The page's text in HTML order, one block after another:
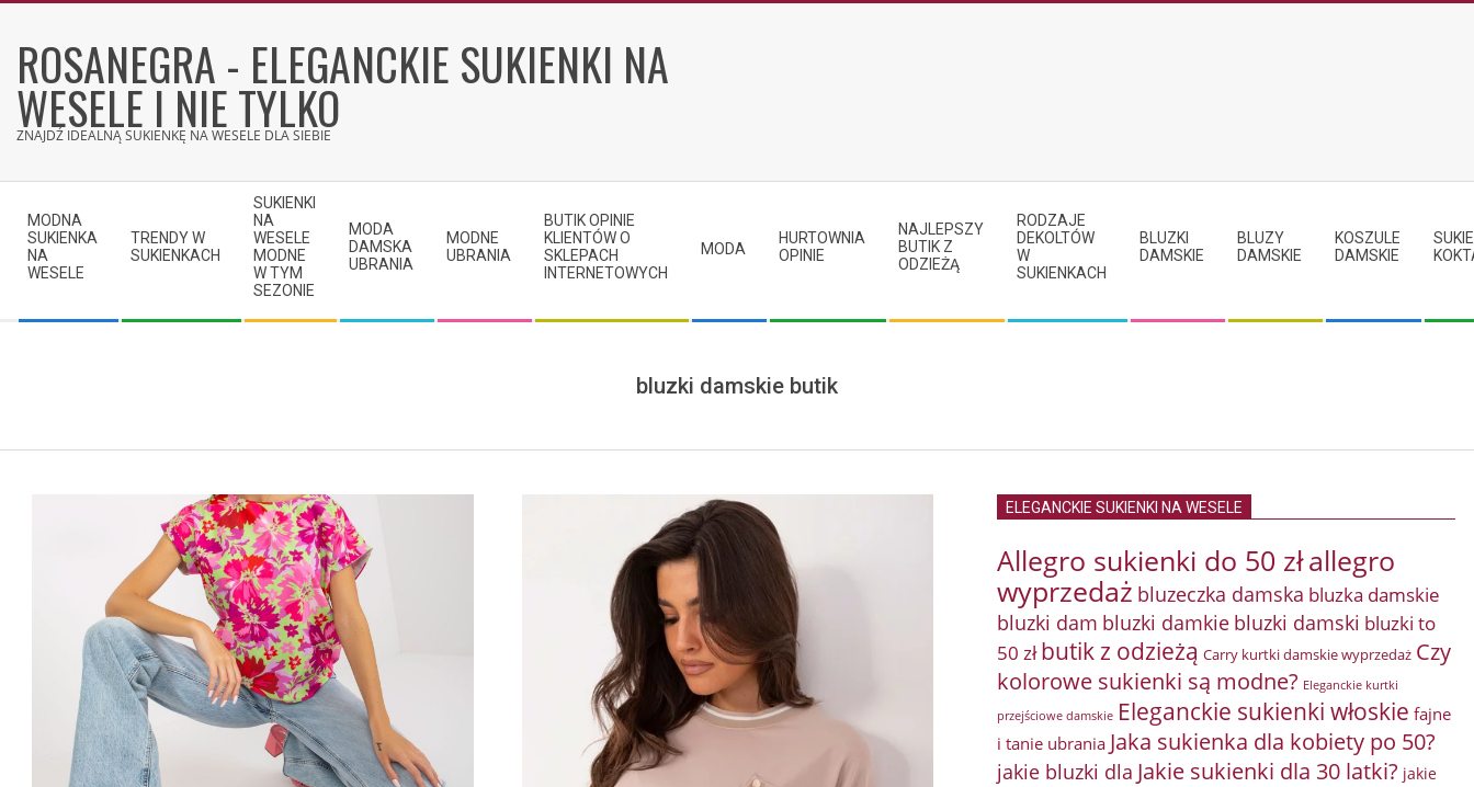
contentROSANEGRA - ELEGANCKIE SUKIENKI NA
WESELE I NIE TYLKO
ZNAJDŹ IDEALNĄ SUKIENKĘ NA WESELE DLA SIEBIE
Navigation
Menu
MODNA
SUKIENKA
NA
WESELE
TRENDY W
SUKIENKACH
SUKIENKI
NA
WESELE
MODNE
W TYM
SEZONIE
MODA
DAMSKA
UBRANIA
MODNE
UBRANIA
BUTIK OPINIE
KLIENTÓW O
SKLEPACH
INTERNETOWYCH
MODA
HURTOWNIA
OPINIE
NAJLEPSZY
BUTIK Z
ODZIEŻĄ
RODZAJE
DEKOLTÓW
W
SUKIENKACH
BLUZKI
DAMSKIE
BLUZY
DAMSKIE
KOSZULE
DAMSKIE
bluzki damskie butik
ELEGANCKIE SUKIENKI NA WESELE
Allegro sukienki do 50 złallegro
wyprzedaż bluzeczka damska bluzka damskie
bluzki dam bluzki damkie bluzki damski bluzki to
50 zł butik z odzieżą Carry kurtki damskie wyprzedaż Czy
kolorowe sukienki są modne? Eleganckie kurtki
przejściowe damskie Eleganckie sukienki włoskie fajne
i tanie ubrania Jaka sukienka dla kobiety po 50?
jakie bluzki dla Jakie sukienki dla 30 latki? jakie